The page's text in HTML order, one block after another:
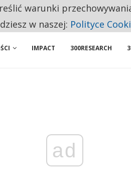
NA PODSTAWOWE ZAKUPY
IMPACT 300RESEARCH
ad
warunki
w naszej: Polityce